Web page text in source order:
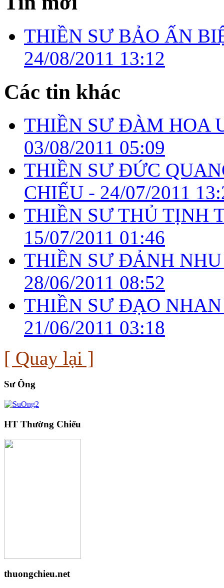
THIỀN SƯ BẢO ẤN
24/08/2011 13:12
Các tin khác
THIỀN SƯ ĐÀM HOA
03/08/2011 05:09
THIỀN SƯ ĐỨC
CHIẾU - 24/07/2011
THIỀN SƯ THỦ TỊNH
15/07/2011 01:46
THIỀN SƯ ĐẢNH
28/06/2011 08:52
THIỀN SƯ ĐẠO
21/06/2011 03:18
[ Quay lại ]
Sư Ông
HT Thường Chiếu
thuongchieu.net